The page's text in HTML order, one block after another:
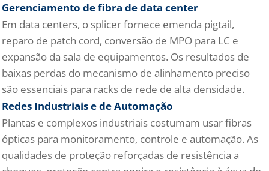
Gerenciamento de fibra de data center
Em data centers, o splicer fornece emenda pigtail,
reparo de patch cord, conversão de MPO para LC e
expansão da sala de equipamentos. Os resultados de
baixas perdas do mecanismo de alinhamento preciso
são essenciais para racks de rede de alta densidade.
Redes Industriais e de Automação
Plantas e complexos industriais costumam usar fibras
ópticas para monitoramento, controle e automação. As
qualidades de proteção reforçadas de resistência a